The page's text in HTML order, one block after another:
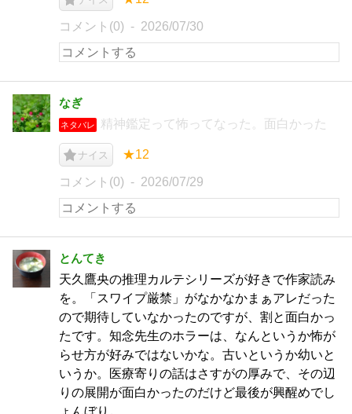
コメント(0) 2026/07/30
なぎ
ネタバレ 精神鑑定って怖ってなった。面白かった
ナイス ★12
コメント(0) 2026/07/29
とんてき
天久鷹央の推理カルテシリーズが好きで作家読み
を。「スワイプ厳禁」がなかなかまぁアレだった
ので期待していなかったのですが、割と面白かっ
たです。知念先生のホラーは、なんというか怖が
らせ方が好みではないかな。古いというか幼いと
いうか。医療寄りの話はさすがの厚みで、その辺
りの展開が面白かったのだけど最後が興醒めでし
ょんぼり。